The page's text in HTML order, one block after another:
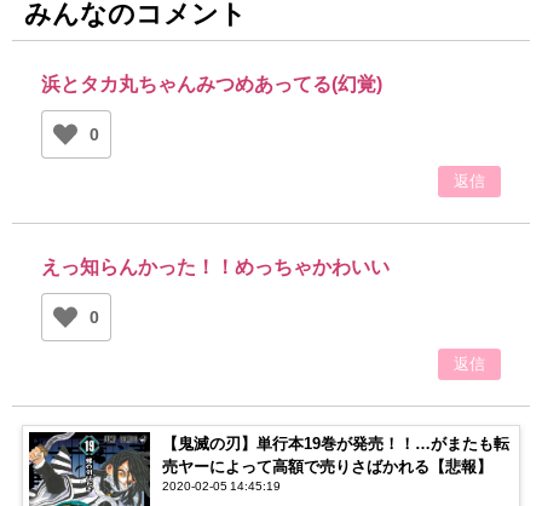
みんなのコメント
浜とタカ丸ちゃんみつめあってる(幻覚)
0
返信
えっ知らんかった！！めっちゃかわいい
0
返信
【鬼滅の刃】単行本19巻が発売！！…がまたも転
売ヤーによって高額で売りさばかれる【悲報】
2020-02-05 14:45:19